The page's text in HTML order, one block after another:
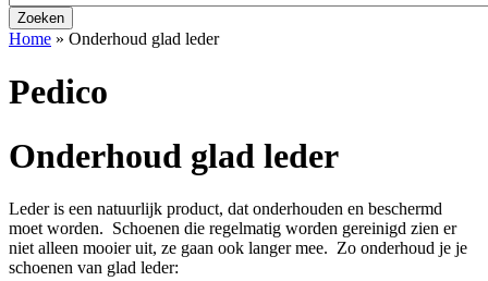
Home » Onderhoud glad leder
Pedico
Onderhoud glad leder
Leder is een natuurlijk product, dat onderhouden en beschermd
moet worden. Schoenen die regelmatig worden gereinigd zien er
niet alleen mooier uit, ze gaan ook langer mee. Zo onderhoud je je
schoenen van glad leder: